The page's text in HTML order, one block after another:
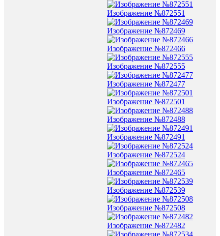
Изображение №872551
Изображение №872469
Изображение №872466
Изображение №872555
Изображение №872477
Изображение №872501
Изображение №872488
Изображение №872491
Изображение №872524
Изображение №872465
Изображение №872539
Изображение №872508
Изображение №872482